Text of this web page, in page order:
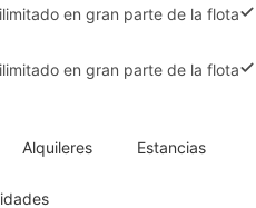
en gran parte de la flota
en gran parte de la flota
Alquileres Estancias